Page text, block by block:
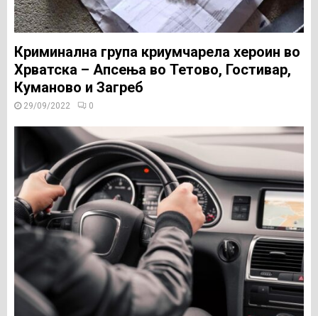
Криминална група криумчарела хероин во
Хрватска – Апсења во Тетово, Гостивар,
Куманово и Загреб
29/09/2022 0